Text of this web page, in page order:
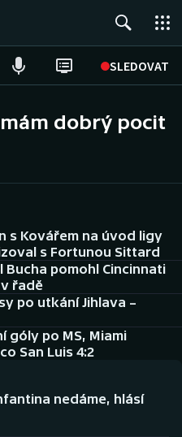
SLEDOVAT
dobrý pocit
s Kovářem na úvod ligy
s Fortunou Sittard
Bucha pomohl Cincinnati
řadě
po utkání Jihlava –
góly po MS, Miami
San Luis 4:2
nedáme, hlásí